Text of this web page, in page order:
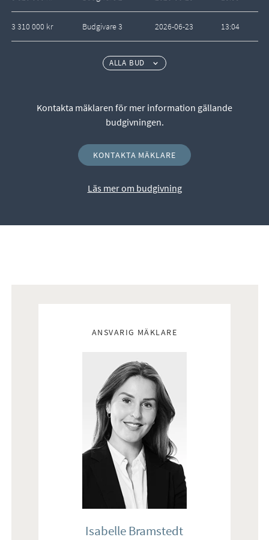
3 310 000 kr Budgivare 3 2026-06-23 13:04
ALLA BUD
Kontakta mäklaren för mer information gällande
budgivningen.
KONTAKTA MÄKLARE
Läs mer om budgivning
ANSVARIG MÄKLARE
Isabelle Bramstedt